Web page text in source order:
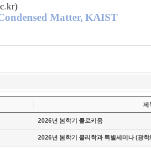
)
Matter, KAIST
제
2026년 봄학기 콜로키움
2026년 봄학기 물리학과 특별세미나 (광